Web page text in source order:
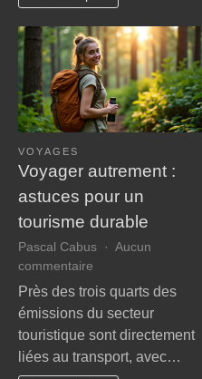
VOYAGES
Voyager autrement :
astuces pour un
tourisme durable
Pascal Cabus
Aucun
commentaire
Voyager
autrement
:
astuces
pour
Près des trois quarts des
émissions du secteur
touristique sont directement
liées au transport, avec…